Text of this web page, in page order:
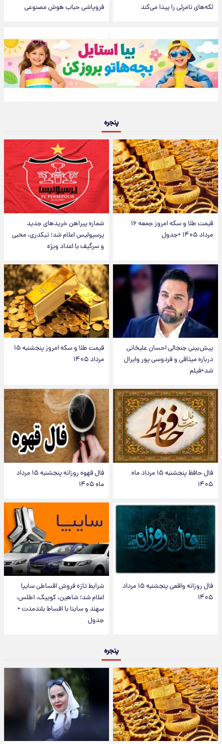
لکه‌های نامرئی را پیدا می‌کند
فروپاشی حباب هوش مصنوعی
پنجره
قیمت طلا و سکه امروز جمعه ۱۶
مرداد ۱۴۰۵ +جدول
شماره پیراهن خریدهای جدید
پرسپولیس اعلام شد؛ تیکدری، محبی
و سرگیف با اعداد ویژه
پیش‌بینی جنجالی احسان علیخانی
درباره میثاقی و فردوسی پور وایرال
شد+فیلم
قیمت طلا و سکه امروز پنجشنبه ۱۵
مرداد ۱۴۰۵
فال حافظ پنجشنبه ۱۵ مرداد ماه
۱۴۰۵
فال قهوه روزانه پنجشنبه ۱۵ مرداد
ماه ۱۴۰۵
فال روزانه واقعی پنجشنبه ۱۵ مرداد
۱۴۰۵
شرایط تازه فروش اقساطی سایپا
اعلام شد؛ شاهین، کوییک، اطلس،
سهند و ساینا با اقساط بلندمدت +
جدول
پنجره